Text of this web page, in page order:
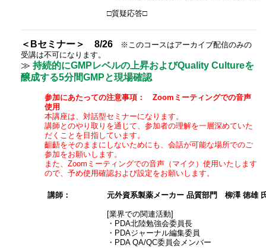
□質疑応答□
＜Bセミナー＞ 8/26※このコースはアーカイブ配信のみの
受講は不可になります。
≫ 持続的にGMPレベルの上昇およびQuality Cultureを
醸成する5分間GMPと現場確認
参加にあたっての注意事項： Zoomミーティングでの音声
使用
本講座は、対話型セミナーになります。
講師とのやり取りを通じて、参加者の理解を一層深めていた
だくことを目指しています。
齟齬をそのままにしないためにも、会話が可能な場所でのご
参加をお願いします。
また、Zoomミーティングでの音声（マイク）使用いたします
ので、予め使用確認および設定をお願いします。
講師： 元外資系製薬メーカー 品質部門 柳澤 徳雄
[業界での関連活動]
・PDA北陸勉強会委員長
・PDAジャーナル編集委員
・PDA QA/QC委員会メンバー